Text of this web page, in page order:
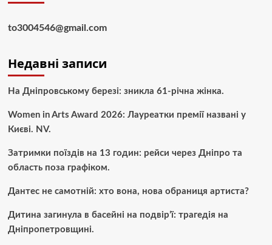
to3004546@gmail.com
Недавні записи
На Дніпровському березі: зникла 61-річна жінка.
Women in Arts Award 2026: Лауреатки премії названі у
Києві. NV.
Затримки поїздів на 13 годин: рейси через Дніпро та
область поза графіком.
Дантес не самотній: хто вона, нова обраниця артиста?
Дитина загинула в басейні на подвір’ї: трагедія на
Дніпропетровщині.